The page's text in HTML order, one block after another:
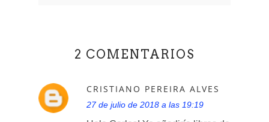
2 COMENTARIOS
CRISTIANO PEREIRA ALVES
27 de julio de 2018 a las 19:19